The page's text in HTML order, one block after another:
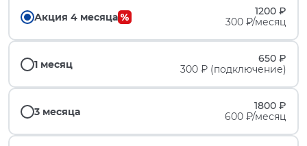
Акция 4 месяца
1200 ₽
300 ₽/месяц
1 месяц
650 ₽
300 ₽ (подключение)
3 месяца
1800 ₽
600 ₽/месяц